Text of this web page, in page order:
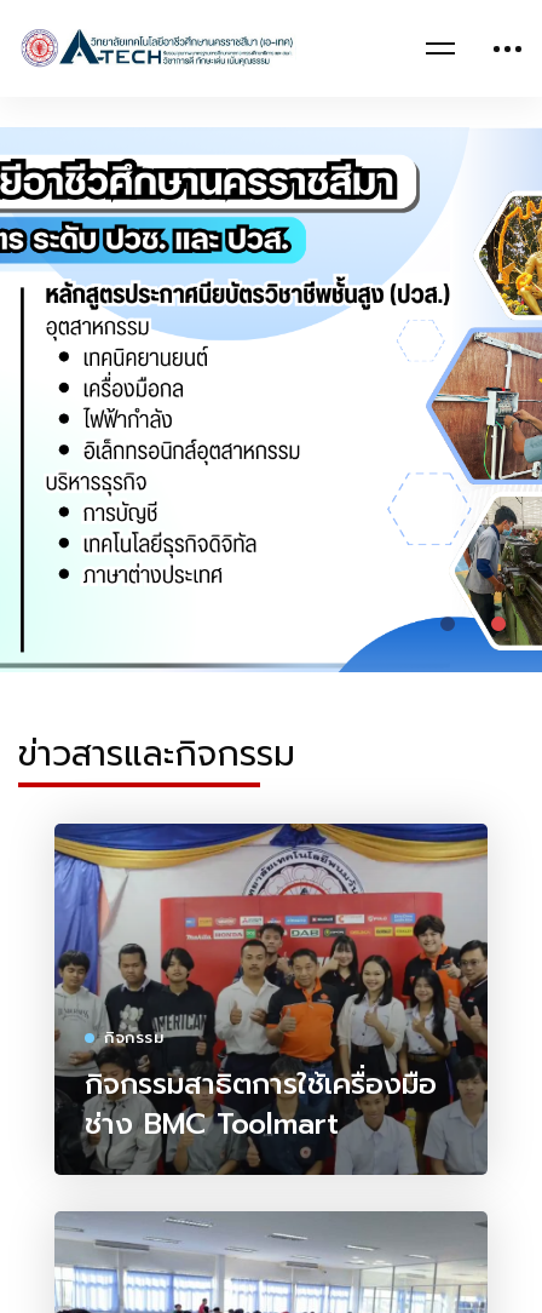
ข่าวสารและกิจกรรม
กิจกรรม
กิจกรรมสาธิตการใช้เครื่องมือ
ช่าง BMC Toolmart